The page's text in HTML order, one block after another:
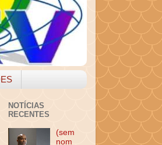
NOTÍCIAS
RECENTES
(sem
nom